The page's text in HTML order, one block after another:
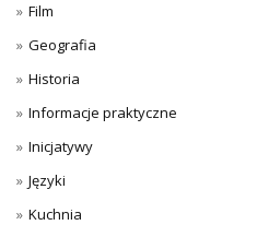
Film
Geografia
Historia
Informacje praktyczne
Inicjatywy
Języki
Kuchnia